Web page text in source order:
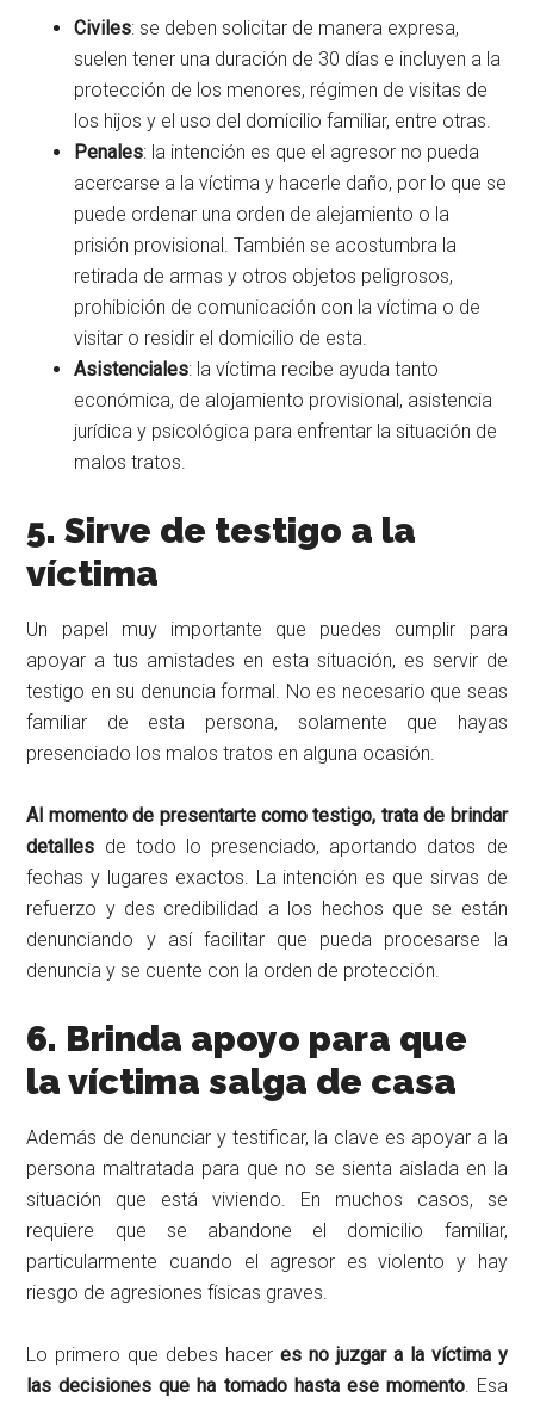
Civiles: se deben solicitar de manera expresa,
suelen tener una duración de 30 días e incluyen a la
protección de los menores, régimen de visitas de
los hijos y el uso del domicilio familiar, entre otras.
Penales: la intención es que el agresor no pueda
acercarse a la víctima y hacerle daño, por lo que se
puede ordenar una orden de alejamiento o la
prisión provisional. También se acostumbra la
retirada de armas y otros objetos peligrosos,
prohibición de comunicación con la víctima o de
visitar o residir el domicilio de esta.
Asistenciales: la víctima recibe ayuda tanto
económica, de alojamiento provisional, asistencia
jurídica y psicológica para enfrentar la situación de
malos tratos.
5. Sirve de testigo a la
víctima
Un papel muy importante que puedes cumplir para
apoyar a tus amistades en esta situación, es servir de
testigo en su denuncia formal. No es necesario que seas
familiar de esta persona, solamente que hayas
presenciado los malos tratos en alguna ocasión.
Al momento de presentarte como testigo, trata de brindar
detalles de todo lo presenciado, aportando datos de
fechas y lugares exactos. La intención es que sirvas de
refuerzo y des credibilidad a los hechos que se están
denunciando y así facilitar que pueda procesarse la
denuncia y se cuente con la orden de protección.
6. Brinda apoyo para que
la víctima salga de casa
Además de denunciar y testificar, la clave es apoyar a la
persona maltratada para que no se sienta aislada en la
situación que está viviendo. En muchos casos, se
requiere que se abandone el domicilio familiar,
particularmente cuando el agresor es violento y hay
riesgo de agresiones físicas graves.
Lo primero que debes haceres no juzgar a la víctima y
las decisiones que ha tomado hasta ese momento. Esa